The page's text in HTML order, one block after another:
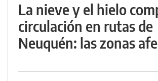
La nieve y el hielo
circulación en rutas de
Neuquén: las zonas